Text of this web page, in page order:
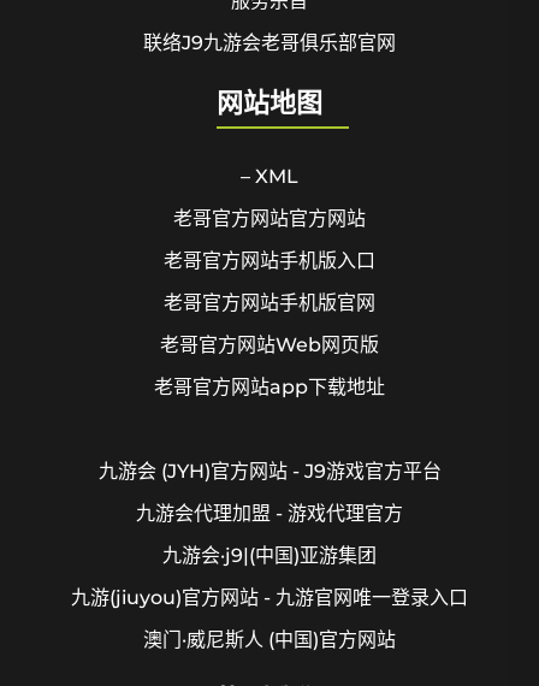
联络J9九游会老哥俱乐部官网
网站地图
– XML
老哥官方网站官方网站
老哥官方网站手机版入口
老哥官方网站手机版官网
老哥官方网站Web网页版
老哥官方网站app下载地址
九游会 (JYH)官方网站 - J9游戏官方平台
九游会代理加盟 - 游戏代理官方
九游会·j9|(中国)亚游集团
九游(jiuyou)官方网站 - 九游官网唯一登录入口
澳门·威尼斯人 (中国)官方网站